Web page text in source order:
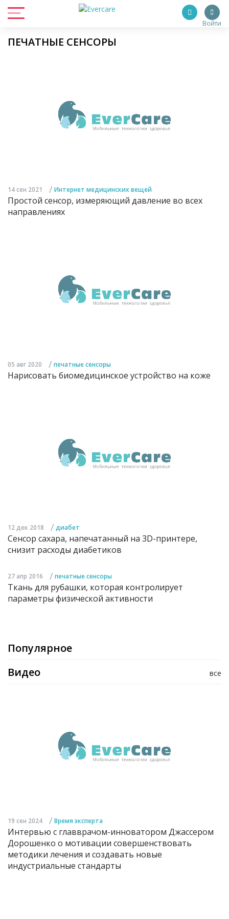
Войти
ПЕЧАТНЫЕ СЕНСОРЫ
14 сен 2021 / Интернет медицинских вещей
Простой сенсор, измеряющий давление во всех
направлениях
05 авг 2020 / печатные сенсоры
Нарисовать биомедицинское устройство на коже
12 дек 2018 / диабет
Сенсор сахара, напечатанный на 3D-принтере,
снизит расходы диабетиков
27 апр 2016 / печатные сенсоры
Ткань для рубашки, которая контролирует
параметры физической активности
Популярное
все
Видео
19 сен 2024 / Время эксперта
Интервью с главврачом-инноватором Джассером
Дорошенко о мотивации совершенствовать
методики лечения и создавать новые
индустриальные стандарты